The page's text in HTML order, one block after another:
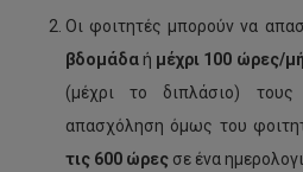
Οι φοιτητές μπορούν να
βδομάδα ή μέχρι 100 ώρες/
(μέχρι το διπλάσιο) τους
απασχόληση όμως του
τις 600 ώρες σε ένα